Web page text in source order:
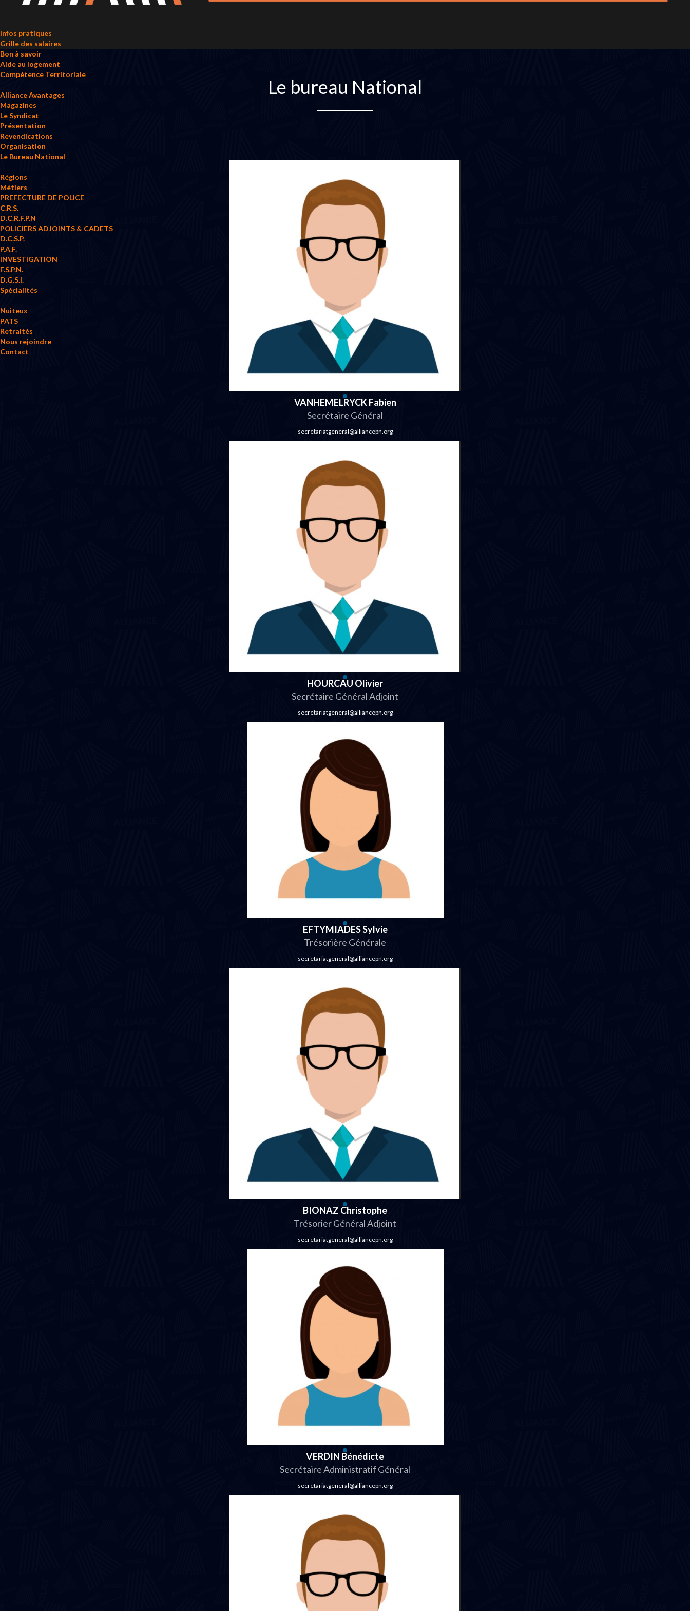
Infos pratiques
Grille des salaires
Bon à savoir
Aide au logement
Compétence Territoriale
Alliance Avantages
Magazines
Le Syndicat
Présentation
Revendications
Organisation
Le Bureau National
Régions
Métiers
PREFECTURE DE POLICE
C.R.S.
D.C.R.F.P.N
POLICIERS ADJOINTS & CADETS
D.C.S.P.
P.A.F.
INVESTIGATION
F.S.P.N.
D.G.S.I.
Spécialités
Nuiteux
PATS
Retraités
Nous rejoindre
Contact
Le bureau National
VANHEMELRYCK Fabien
Secrétaire Général
secretariatgeneral@alliancepn.org
HOURCAU Olivier
Secrétaire Général Adjoint
secretariatgeneral@alliancepn.org
EFTYMIADES Sylvie
Trésorière Générale
secretariatgeneral@alliancepn.org
BIONAZ Christophe
Trésorier Général Adjoint
secretariatgeneral@alliancepn.org
VERDIN Bénédicte
Secrétaire Administratif Général
secretariatgeneral@alliancepn.org